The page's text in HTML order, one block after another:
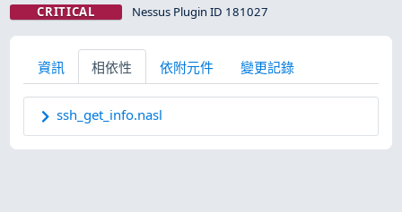
CRITICAL Nessus Plugin ID 181027
資訊 相依性 依附元件 變更記錄
ssh_get_info.nasl